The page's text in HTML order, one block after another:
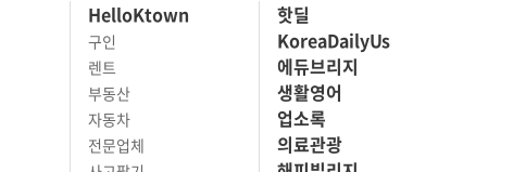
HelloKtown
구인
렌트
부동산
자동차
전문업체
핫딜
KoreaDailyUs
에듀브리지
생활영어
업소록
의료관광